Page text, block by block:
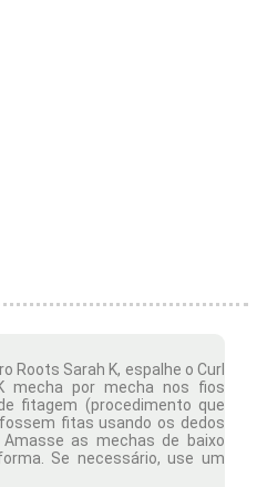
Roots Sarah K, espalhe o Curl
mecha por mecha nos fios
fitagem (procedimento que
fitas usando os dedos
as mechas de baixo
Se necessário, use um